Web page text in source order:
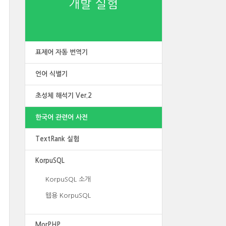
개발 실험
표제어 자동 번역기
언어 식별기
초성체 해석기 Ver.2
한국어 관련어 사전
TextRank 실험
KorpuSQL
KorpuSQL 소개
웹용 KorpuSQL
MorPHP